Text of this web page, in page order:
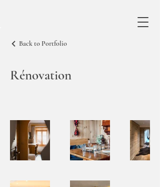
Back to Portfolio
Rénovation